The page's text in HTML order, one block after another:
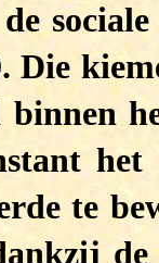
Die
te